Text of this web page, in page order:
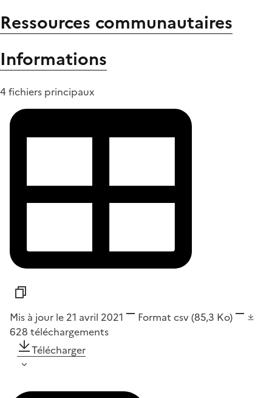
Ressources communautaires
Informations
4 fichiers principaux
Mis à jour le 21 avril 2021 Format csv(85,3 Ko)
628 téléchargements
Télécharger